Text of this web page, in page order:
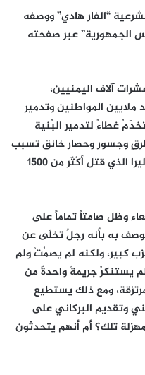
“الفار هادي” ووصفه
الجمهورية” عبر صفحته
آلاف اليمنيين،
المواطنين وتدمير
غطاءً لتدمير البُنية
وجسور وحصار خانق تسبب
بمجاعات وقطع مرتبات وتفشي الكوليرا الذي قتل أَكْثَر من 1500
وظل صامتاً تماماً على
به بأنه رجلٌ تخلّى عن
كبير، ولكنه لم يصمُتْ ولم
يستنكرْ جريمةً واحدةً من
ومع ذلك يستطيع
وتقديم البركاني على
تلك؟ أم أنهم يتحدثون